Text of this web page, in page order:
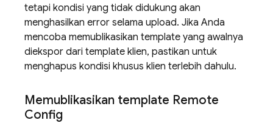
tetapi kondisi yang tidak didukung akan
menghasilkan error selama upload. Jika Anda
mencoba memublikasikan template yang awalnya
diekspor dari template klien, pastikan untuk
menghapus kondisi khusus klien terlebih dahulu.
Memublikasikan template Remote
Config